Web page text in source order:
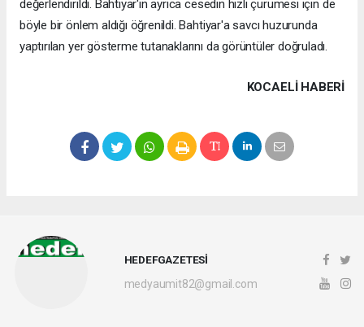
değerlendirildi. Bahtiyar'ın ayrıca cesedin hızlı çürümesi için de
böyle bir önlem aldığı öğrenildi. Bahtiyar'a savcı huzurunda
yaptırılan yer gösterme tutanaklarını da görüntüler doğruladı.
KOCAELI HABERİ
HEDEFGAZETESİ
medyaumit82@gmail.com